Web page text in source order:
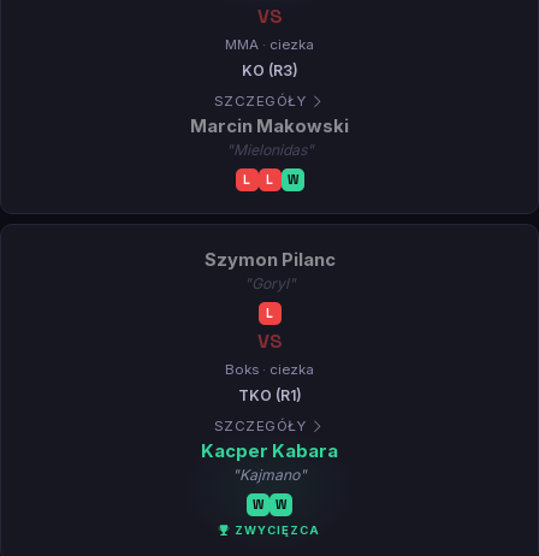
VS
MMA · ciezka
KO (R3)
SZCZEGÓŁY
Marcin Makowski
"Mielonidas"
L L W
Szymon Pilanc
"Goryl"
L
VS
Boks · ciezka
TKO (R1)
SZCZEGÓŁY
Kacper Kabara
"Kajmano"
W W
ZWYCIĘZCA